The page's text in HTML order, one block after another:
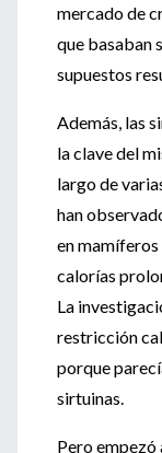
mercado de
que basaban
supuestos
Además, las
la clave del
largo de
han
en mamíferos
calorías
La
restricción
porque
sirtuinas.
Pero